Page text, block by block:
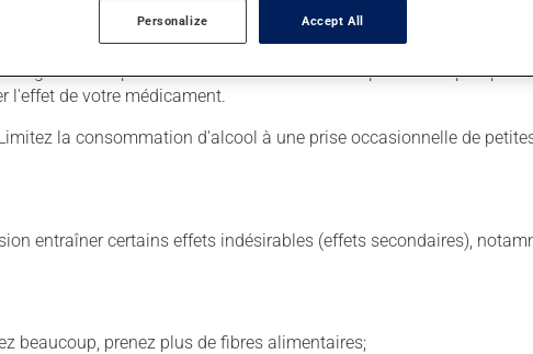
régulière et continue. Assurez-vous de ne jamais en
égard aux repas ou aux collations. Évitez de prendre du
l'effet de votre médicament.
la consommation d'alcool à une prise occasionnelle de
entraîner certains effets indésirables (effets secondaires),
beaucoup, prenez plus de fibres alimentaires;
Personalize Accept All